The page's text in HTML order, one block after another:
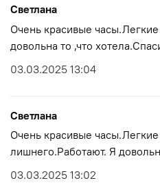
Светлана
Очень красивые
довольна то ,что
03.03.2025 13:04
Светлана
Очень красивые
лишнего.Работают. Я
03.03.2025 13:02